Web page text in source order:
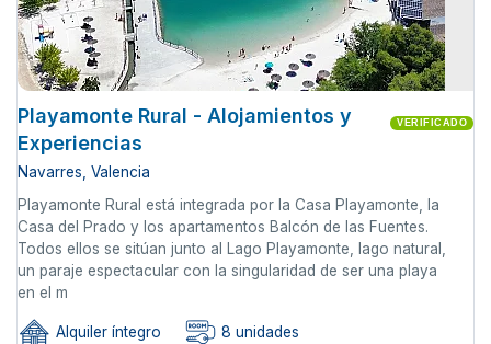
Playamonte Rural - Alojamientos y
Experiencias
VERIFICADO
Navarres, Valencia
Playamonte Rural está integrada por la Casa Playamonte, la
Casa del Prado y los apartamentos Balcón de las Fuentes.
Todos ellos se sitúan junto al Lago Playamonte, lago natural,
un paraje espectacular con la singularidad de ser una playa
en el m
Alquiler íntegro 8 unidades